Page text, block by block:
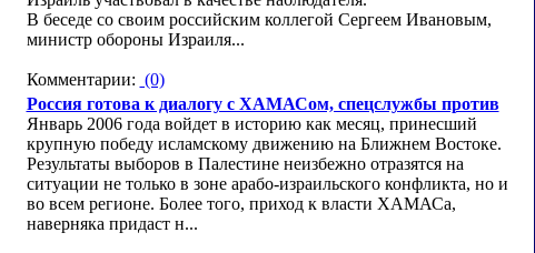
В беседе со своим российским коллегой Сергеем Ивановым,
министр обороны Израиля...
Комментарии: (0)
Россия готова к диалогу с ХАМАСом, спецслужбы против
Январь 2006 года войдет в историю как месяц, принесший
крупную победу исламскому движению на Ближнем Востоке.
Результаты выборов в Палестине неизбежно отразятся на
ситуации не только в зоне арабо-израильского конфликта, но и
во всем регионе. Более того, приход к власти ХАМАСа,
наверняка придаст н...